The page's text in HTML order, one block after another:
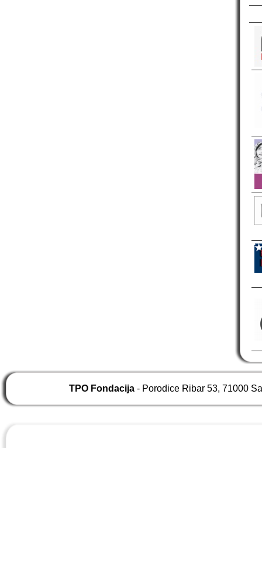
TPO Fondacija - Porodice Ribar 53, 71000